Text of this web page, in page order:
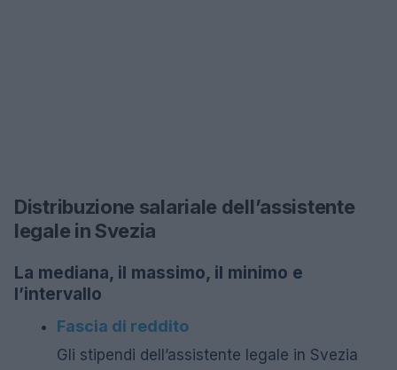
Distribuzione salariale dell’assistente
legale in Svezia
La mediana, il massimo, il minimo e
l’intervallo
Fascia di reddito
Gli stipendi dell’assistente legale in Svezia